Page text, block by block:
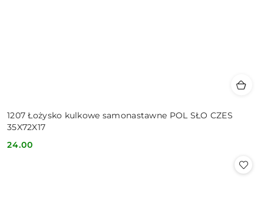
1207 Łożysko kulkowe samonastawne POL SŁO CZES
35X72X17
Cena:
24.00